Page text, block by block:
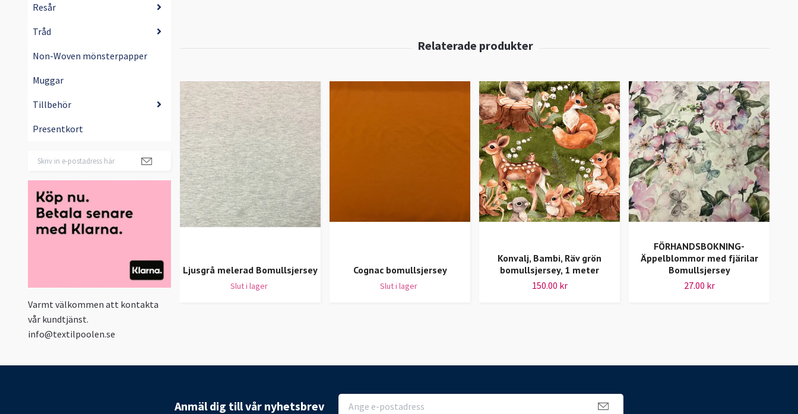
Resår
Tråd
Non-Woven mönsterpapper
Muggar
Tillbehör
Presentkort
Varmt välkommen att kontakta
vår kundtjänst.
info@textilpoolen.se
Ljusgrå melerad Bomullsjersey
Slut i lager
Cognac bomullsjersey
Slut i lager
Konvalj, Bambi, Räv grön
bomullsjersey, 1 meter
150.00 kr
FÖRHANDSBOKNING-
Äppelblommor med fjärilar
Bomullsjersey
27.00 kr
Anmäl dig till vår nyhetsbrev